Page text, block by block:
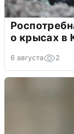
о крысах в
6 августа 2